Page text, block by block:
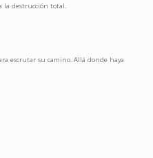
la destrucción total.
escrutar su camino. Allá donde haya